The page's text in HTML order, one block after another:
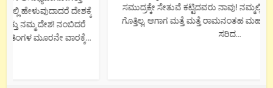
ಸಮುದ್ರಕ್ಕೇ ಸೇತುವೆ ಕಟ್ಟಿದವರು ನಾವು! ನಮ್ಮಲ್ಲಿ ಅಸಾಧ್ಯ ಏನು ಎಂಬುದೇ
ಗೊತ್ತಿಲ್ಲ. ಆಗಾಗ ಮತ್ತೆ ಮತ್ತೆ ರಾಮನಂತಹ ಮಹಾಪುರುಷರು ಬಂದು ದೂರ